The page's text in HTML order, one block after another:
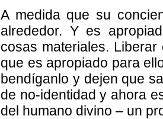
A medida que su
alrededor. Y es
cosas materiales.
que es apropiado para
bendíganlo y dejen que
de no-identidad y ahora
del humano divino – un